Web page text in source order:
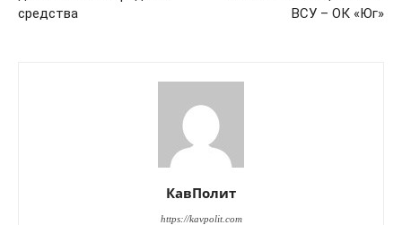
средства
ВСУ – ОК «Юг»
КавПолит
https://kavpolit.com